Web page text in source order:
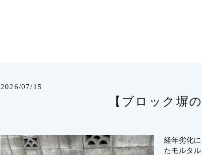
2026/07/15
【ブロック塀
経年劣化
たモルタ